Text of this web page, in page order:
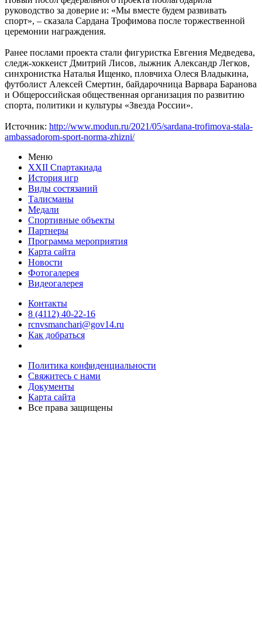
руководство за доверие и: «Мы вместе будем развивать
спорт», – сказала Сардана Трофимова после торжественной
церемонии награждения.
Ранее послами проекта стали фигуристка Евгения Медведева,
следж-хоккеист Дмитрий Лисов, лыжник Александр Легков,
синхронистка Наталья Ищенко, пловчиха Олеся Владыкина,
футболист Алексей Смертин, байдарочница Варвара Баранова
и Общероссийская общественная организация по развитию
спорта, политики и культуры «Звезда России».
Источник: http://www.modun.ru/2021/05/sardana-trofimova-stala-
ambassadorom-sport-norma-zhizni/
Меню
XXII Спартакиада
История игр
Виды состязаний
Талисманы
Медали
Спортивные объекты
Партнеры
Программа мероприятия
Карта сайта
Новости
Фотогалерея
Видеогалерея
Контакты
8 (4112) 40-22-16
rcnvsmanchari@gov14.ru
Как добраться
Политика конфиденциальности
Свяжитесь с нами
Документы
Карта сайта
Все права защищены